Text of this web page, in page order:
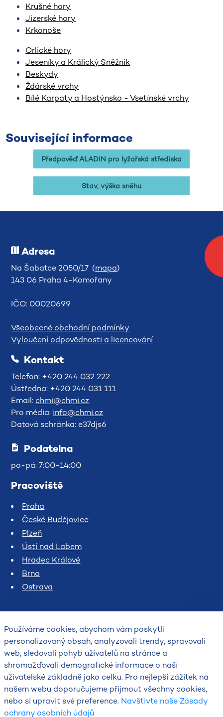
Krušné hory
Jizerské hory
Krkonoše
Orlické hory
Jeseníky a Králický Sněžník
Beskydy
Ždárské vrchy
Bílé Karpaty a Hostýnsko - Vsetínské vrchy
Související informace
Předpověď ALADIN pro lyžařská střediska
Stav, výška sněhu
Adresa
Na Šabatce 2050/17 (mapa)
143 06 Praha 4-Komořany
IČO: 00020699
Všeobecné obchodní podmínky
Vyloučení odpovědnosti a licencování
Kontakt
Telefon: +420 244 032 222
Ústředna: +420 244 031 111
Email: chmi@chmi.cz
Pro média: info@chmi.cz
Datová schránka: e37djs6
Podatelna
po-pá: 7:00-14:00
Pracoviště
Praha
České Budějovice
Plzeň
Ústí nad Labem
Hradec Králové
Brno
Ostrava
2026
Český hydrometeorologický ústav
Používáme cookies, abychom vám poskytli
personalizovaný obsah, analyzovali trendy, spravovali
web, sledovali pohyb uživatelů na stránce a
shromažďovali demografické informace o naší
uživatelské základně jako celku. Pro nejlepší zážitek na
našem webu doporučujeme přijmout všechny cookies,
nebo si upravit své preference. Navštivte naše Zásady
ochrany osobních údajů